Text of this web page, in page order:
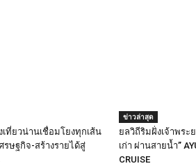
ที่ยวน่านเชื่อมโยงทุกเส้น
รษฐกิจ-สร้างรายได้สู่
ข่าวล่าสุด
ยลวิถีริมฝั่งเจ้าพระ
เก่า ผ่านสายน้ำ”
CRUISE